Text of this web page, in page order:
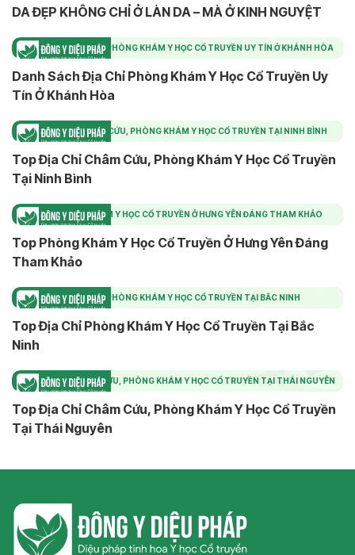
DA ĐẸP KHÔNG CHỈ Ở LÀN DA – MÀ Ở KINH NGUYỆT
DANH SÁCH ĐỊA CHỈ PHÒNG KHÁM Y HỌC CỔ TRUYỀN UY TÍN Ở KHÁNH HÒA
Danh Sách Địa Chỉ Phòng Khám Y Học Cổ Truyền Uy
Tín Ở Khánh Hòa
TOP ĐỊA CHỈ CHÂM CỨU, PHÒNG KHÁM Y HỌC CỔ TRUYỀN TẠI NINH BÌNH
Top Địa Chỉ Châm Cứu, Phòng Khám Y Học Cổ Truyền
Tại Ninh Bình
TOP PHÒNG KHÁM Y HỌC CỔ TRUYỀN Ở HƯNG YÊN ĐÁNG THAM KHẢO
Top Phòng Khám Y Học Cổ Truyền Ở Hưng Yên Đáng
Tham Khảo
TOP ĐỊA CHỈ PHÒNG KHÁM Y HỌC CỔ TRUYỀN TẠI BẮC NINH
Top Địa Chỉ Phòng Khám Y Học Cổ Truyền Tại Bắc
Ninh
TOP ĐỊA CHỈ CHÂM CỨU, PHÒNG KHÁM Y HỌC CỔ TRUYỀN TẠI THÁI NGUYÊN
Top Địa Chỉ Châm Cứu, Phòng Khám Y Học Cổ Truyền
Tại Thái Nguyên